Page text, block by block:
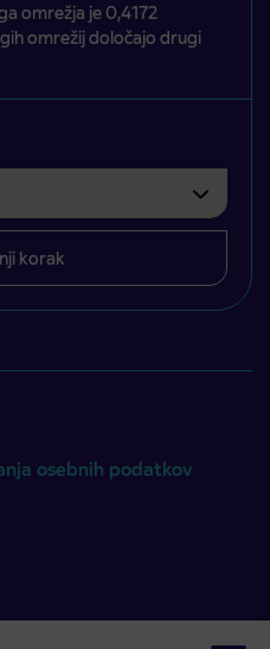
omrežja je 0,4172
omrežij določajo drugi
korak
osebnih podatkov